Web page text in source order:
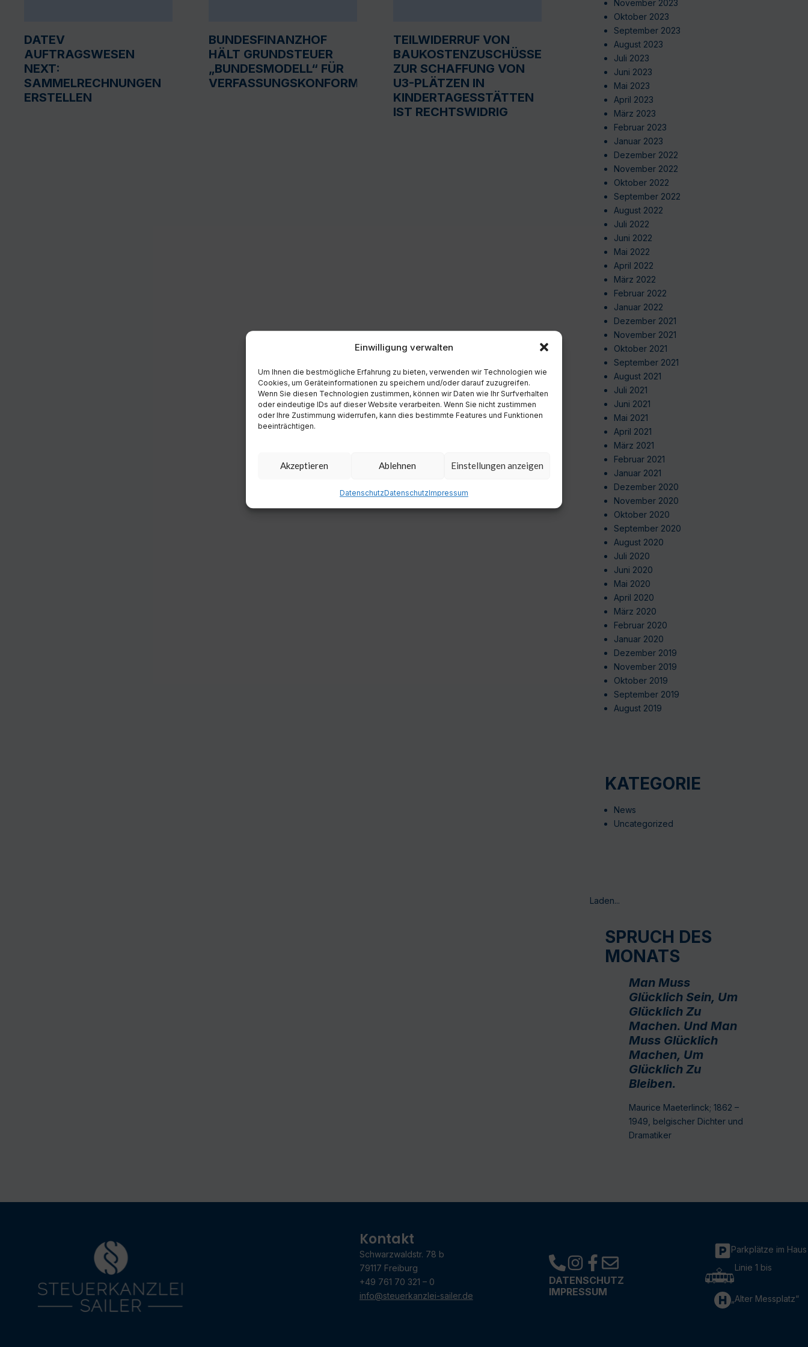
Einwilligung verwalten
Um Ihnen die bestmögliche Erfahrung zu bieten, verwenden wir Technologien wie
Cookies, um Geräteinformationen zu speichern und/oder darauf zuzugreifen.
Wenn Sie diesen Technologien zustimmen, können wir Daten wie Ihr Surfverhalten
oder eindeutige IDs auf dieser Website verarbeiten. Wenn Sie nicht zustimmen
oder Ihre Zustimmung widerrufen, kann dies bestimmte Features und Funktionen
beeinträchtigen.
Akzeptieren Ablehnen Einstellungen anzeigen
DatenschutzDatenschutzImpressum
DATEV
AUFTRAGSWESEN
NEXT:
SAMMELRECHNUNGEN
ERSTELLEN
BUNDESFINANZHOF
HÄLT GRUNDSTEUER
„BUNDESMODELL“ FÜR
VERFASSUNGSKONFORM
TEILWIDERRUF VON
BAUKOSTENZUSCHÜSSEN
ZUR SCHAFFUNG VON
U3-PLÄTZEN IN
KINDERTAGESSTÄTTEN
IST RECHTSWIDRIG
November 2023
Oktober 2023
September 2023
August 2023
Juli 2023
Juni 2023
Mai 2023
April 2023
März 2023
Februar 2023
Januar 2023
Dezember 2022
November 2022
Oktober 2022
September 2022
August 2022
Juli 2022
Juni 2022
Mai 2022
April 2022
März 2022
Februar 2022
Januar 2022
Dezember 2021
November 2021
Oktober 2021
September 2021
August 2021
Juli 2021
Juni 2021
Mai 2021
April 2021
März 2021
Februar 2021
Januar 2021
Dezember 2020
November 2020
Oktober 2020
September 2020
August 2020
Juli 2020
Juni 2020
Mai 2020
April 2020
März 2020
Februar 2020
Januar 2020
Dezember 2019
November 2019
Oktober 2019
September 2019
August 2019
KATEGORIE
News
Uncategorized
Laden...
SPRUCH DES
MONATS
Man Muss
Glücklich Sein, Um
Glücklich Zu
Machen. Und Man
Muss Glücklich
Machen, Um
Glücklich Zu
Bleiben.
Maurice Maeterlinck; 1862 –
1949, belgischer Dichter und
Dramatiker
Kontakt
Schwarzwaldstr. 78 b
79117 Freiburg
+49 761 70 321 – 0
info@steuerkanzlei-sailer.de
DATENSCHUTZ
IMPRESSUM
Parkplätze im Haus
Linie 1 bis
„Alter Messplatz“